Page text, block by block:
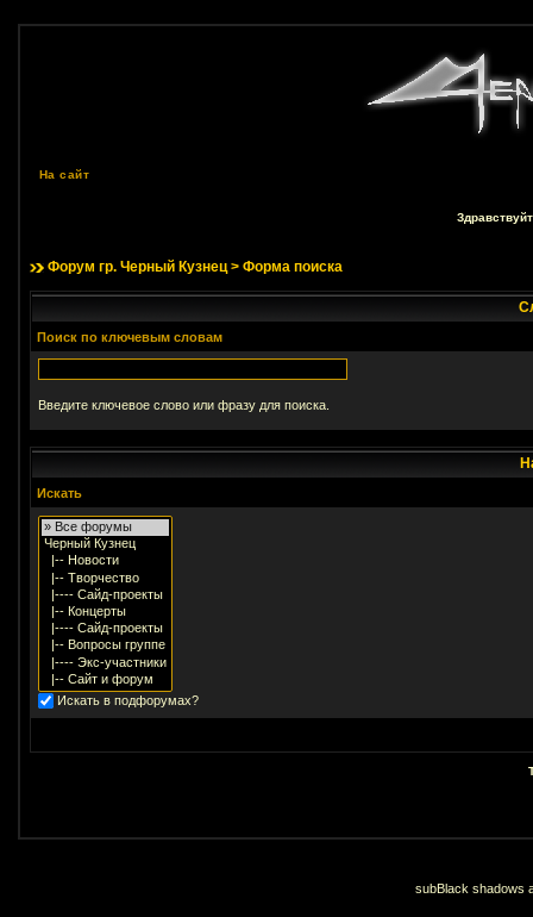
На сайт
Форум гр. Черный Кузнец> Форма поиска
Поиск по ключевым словам
Введите ключевое слово или фразу для поиска.
Искать
Искать в подфорумах?
subBlack shadows